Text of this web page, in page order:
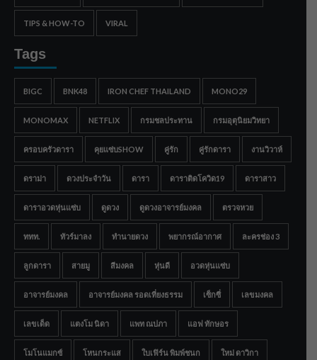
TIPS & HOW-TO VIRAL
Tags
BIGC BNK48 IRON CHEF THAILAND MONO29
MONOMAX NETFLIX กรมชลประทาน กรมอุตุนิยมวิทยา
ครอบครัวดารา คุยแซ่บSHOW คู่รัก คู่รักดารา งานวิวาห์
ดราม่า ดวงประจำวัน ดารา ดาราติดโควิด19 ดาราสาว
ดาราอวดหุ่นแซ่บ ดูดวง ดูดวงอาจารย์มงคล ตรวจหวย
ททท. ทัวร์มาลง ทำนายดวง พยากรณ์อากาศ ละครช่อง 3
ลูกดารา สายมู สีมงคล หุ่นดี อวดหุ่นแซ่บ
อาจารย์มงคล อาจารย์มงคล รอดเที่ยงธรรม เซ็กซี่ เลขมงคล
เลขเด็ด แตงโม นิดา แพท ณปภา แอฟ ทักษอร
โมโนแมกซ์ โหนกระแส ใบเฟิร์น พิมพ์ชนก ใหม่ ดาวิกา